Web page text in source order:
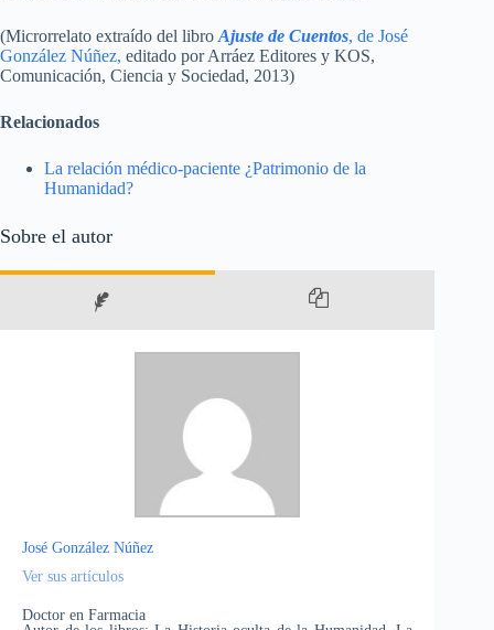
(Microrrelato extraído del libro Ajuste de Cuentos, de José
González Núñez, editado por Arráez Editores y KOS,
Comunicación, Ciencia y Sociedad, 2013)
Relacionados
La relación médico-paciente ¿Patrimonio de la
Humanidad?
Sobre el autor
José González Núñez
Ver sus artículos
Doctor en Farmacia